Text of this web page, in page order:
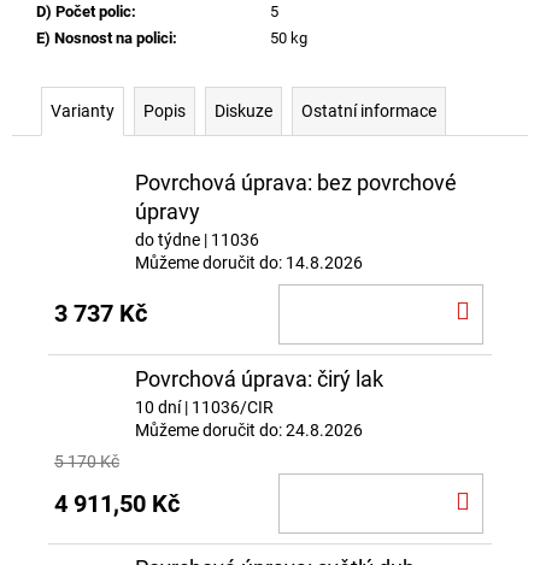
D) Počet polic:
5
E) Nosnost na polici: 50 kg
Varianty Popis Diskuze Ostatní informace
Povrchová úprava: bez povrchové
úpravy
do týdne | 11036
Můžeme doručit do: 14.8.2026
3 737 Kč
Povrchová úprava: čirý lak
10 dní| 11036/CIR
Můžeme doručit do:24.8.2026
5 170 Kč
4 911,50 Kč